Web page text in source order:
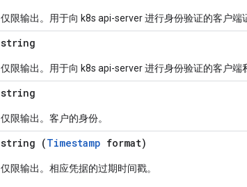
仅限输出。用于向 k8s api-server 进行身份验证的客户端
string
仅限输出。用于向 k8s api-server 进行身份验证的客户端
string
仅限输出。客户的身份。
string (Timestamp format)
仅限输出。相应凭据的过期时间戳。